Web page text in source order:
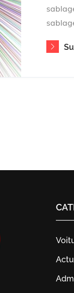
Actu